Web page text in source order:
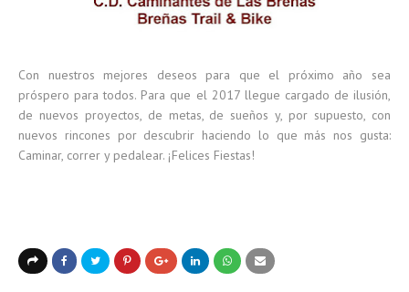
Con nuestros mejores deseos para que el próximo año sea
próspero para todos. Para que el 2017 llegue cargado de ilusión,
de nuevos proyectos, de metas, de sueños y, por supuesto, con
nuevos rincones por descubrir haciendo lo que más nos gusta:
Caminar, correr y pedalear. ¡Felices Fiestas!